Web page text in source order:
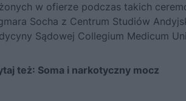
w ofierze podczas takich
Socha z Centrum Studiów
Sądowej Collegium Medicum
też: Soma i narkotyczny mocz